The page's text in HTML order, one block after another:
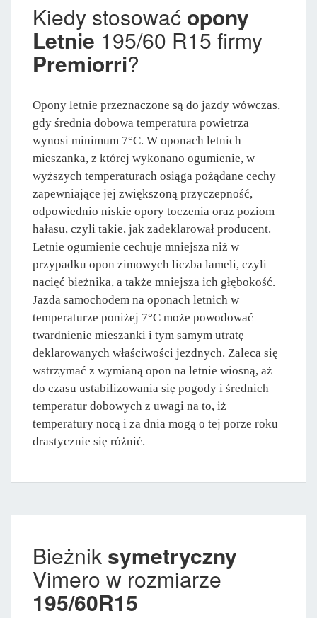
Kiedy stosować opony
Letnie 195/60 R15 firmy
Premiorri?
Opony letnie przeznaczone są do jazdy wówczas,
gdy średnia dobowa temperatura powietrza
wynosi minimum 7°C. W oponach letnich
mieszanka, z której wykonano ogumienie, w
wyższych temperaturach osiąga pożądane cechy
zapewniające jej zwiększoną przyczepność,
odpowiednio niskie opory toczenia oraz poziom
hałasu, czyli takie, jak zadeklarował producent.
Letnie ogumienie cechuje mniejsza niż w
przypadku opon zimowych liczba lameli, czyli
nacięć bieżnika, a także mniejsza ich głębokość.
Jazda samochodem na oponach letnich w
temperaturze poniżej 7°C może powodować
twardnienie mieszanki i tym samym utratę
deklarowanych właściwości jezdnych. Zaleca się
wstrzymać z wymianą opon na letnie wiosną, aż
do czasu ustabilizowania się pogody i średnich
temperatur dobowych z uwagi na to, iż
temperatury nocą i za dnia mogą o tej porze roku
drastycznie się różnić.
Bieżnik symetryczny
Vimero w rozmiarze
195/60R15